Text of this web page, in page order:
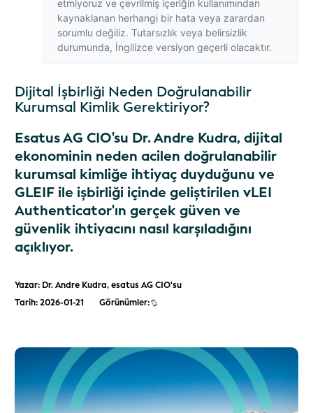
etmiyoruz ve çevrilmiş içeriğin kullanımından
kaynaklanan herhangi bir hata veya zarardan
sorumlu değiliz. Tutarsızlık veya belirsizlik
durumunda, İngilizce versiyon geçerli olacaktır.
Dijital İşbirliği Neden Doğrulanabilir
Kurumsal Kimlik Gerektiriyor?
Esatus AG CIO'su Dr. Andre Kudra, dijital
ekonominin neden acilen doğrulanabilir
kurumsal kimliğe ihtiyaç duyduğunu ve
GLEIF ile işbirliği içinde geliştirilen vLEI
Authenticator'ın gerçek güven ve
güvenlik ihtiyacını nasıl karşıladığını
açıklıyor.
Yazar: Dr. Andre Kudra, esatus AG CIO'su
Tarih: 2026-01-21
Görünümler: